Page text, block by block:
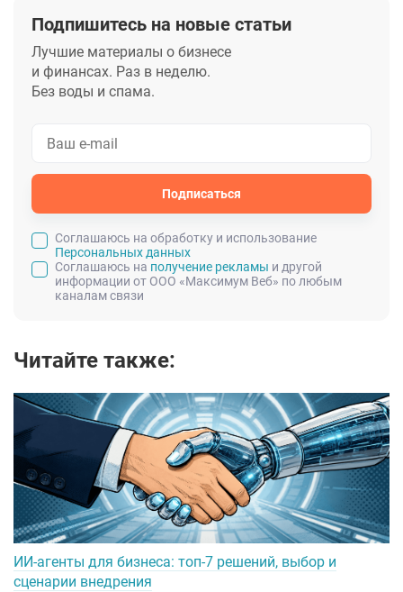
Подпишитесь на новые статьи
Лучшие материалы о бизнесе
и финансах. Раз в неделю.
Без воды и спама.
Подписаться
Cоглашаюсь на обработку и использование
Персональных данных
Соглашаюсь на получение рекламы и другой
информации от ООО «Максимум Веб» по любым
каналам связи
Читайте также:
ИИ-агенты для бизнеса: топ-7 решений, выбор и
сценарии внедрения